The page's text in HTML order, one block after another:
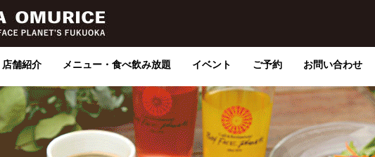
店舗紹介 メニュー・食べ飲み放題 イベント ご予約 お問い合わせ